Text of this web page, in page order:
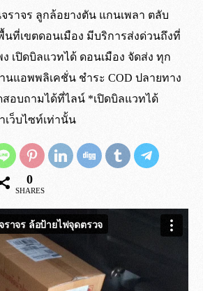
รรมชาติ เนื้อเดียวกันทั้งชิ้น
นใน
ณฑล และจังหวัดใกล้เคียง
งร้าน
น บ.ขนส่งสินค้าหีบห่อ ต้นทาง
ธมณฑล ( ค่าระวางจัดส่งสินค้าเก็บ
ง
ปริมณฑล จัดส่งถึงหน้างาน
ง*
ร็จสิ้นภาย ในเวลา 10:00 น.
ผ่าน บ.ขนส่ง ขึ้นอยู่กับขนส่ง
ต้นทาง รองเมือง พุทธมณฑล
นวัน อาทิตย์ และวันหยุดนักขัตฤกษ์
าดสต๊อก โปรดสอบถาม
กต่อไป สั่งซื้อผ่านระบบ
ได้ตลอด 24 ชั่วโมง
บไซท์ มีจำนวนขั้นต่ำ 3,000 บาท
านค้า
ราจร ลูกล้อยางตัน แกนเพลา ตลับ
ที่เขตดอนเมือง มีบริการส่งด่วนถึงที่
เปิดบิลแวทได้ ดอนเมือง จัดส่ง ทุก
แอพพลิเคชั่น ชำระ COD ปลายทาง
สอบถามได้ที่ไลน์ *เปิดบิลแวทได้
เว็บไซท์เท่านั้น
0
SHARES